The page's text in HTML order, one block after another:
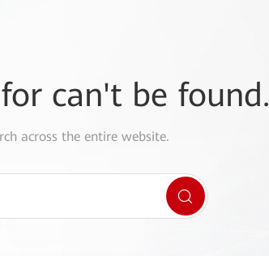
can't be found.
across the entire website.